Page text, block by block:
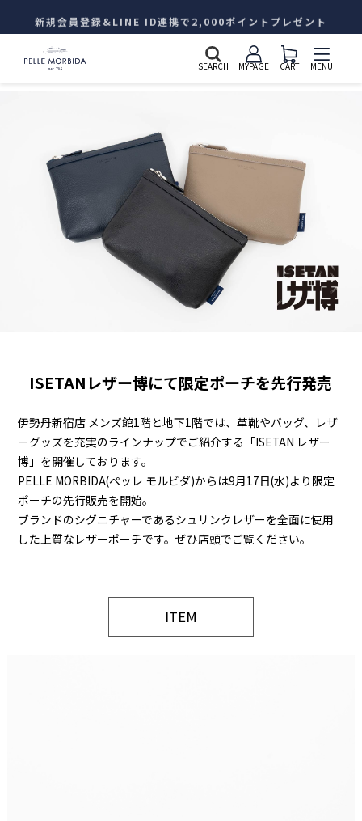
新規会員登録&LINE ID連携で2,000ポイントプレゼント
SEARCH MYPAGE CART MENU
ISETANレザー博にて限定ポーチを先行発売
伊勢丹新宿店 メンズ館1階と地下1階では、革靴やバッグ、レザ
ーグッズを充実のラインナップでご紹介する「ISETAN レザー
博」を開催しております。
PELLE MORBIDA(ペッレ モルビダ)からは9月17日(水)より限定
ポーチの先行販売を開始。
ブランドのシグニチャーであるシュリンクレザーを全面に使用
した上質なレザーポーチです。ぜひ店頭でご覧ください。
ITEM